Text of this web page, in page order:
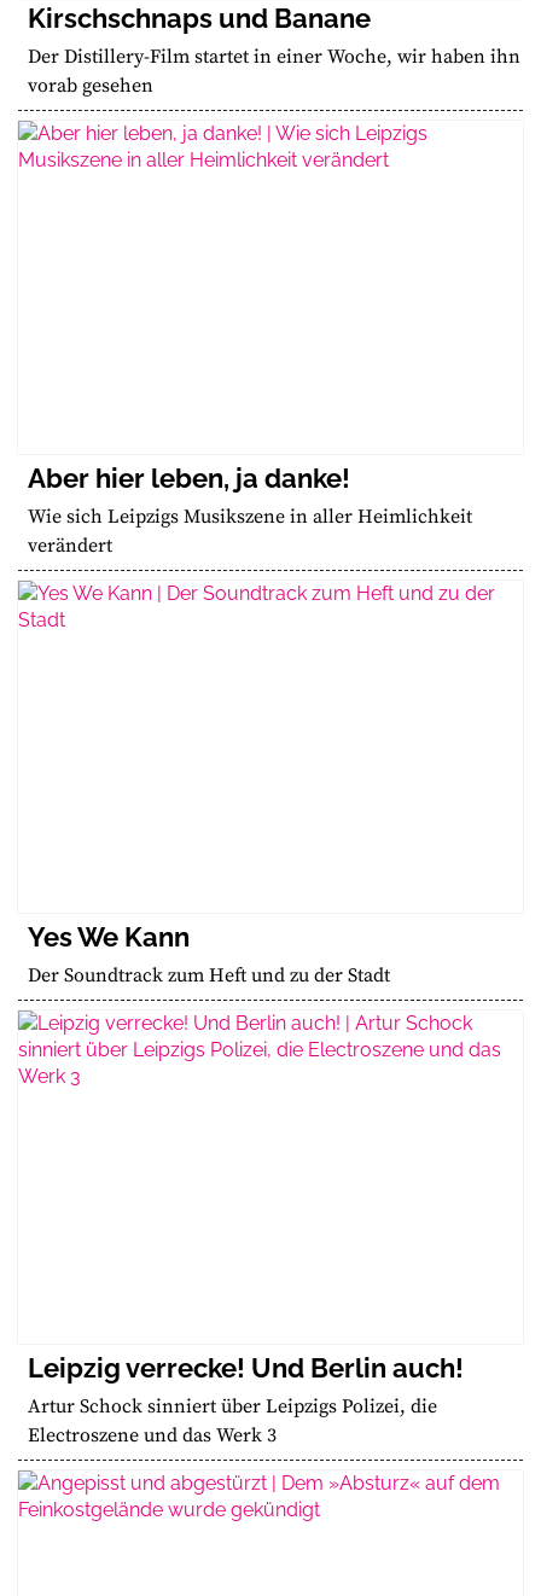
Kirschschnaps und Banane
Der Distillery-Film startet in einer Woche, wir haben ihn
vorab gesehen
Aber hier leben, ja danke!
Wie sich Leipzigs Musikszene in aller Heimlichkeit
verändert
Yes We Kann
Der Soundtrack zum Heft und zu der Stadt
Leipzig verrecke! Und Berlin auch!
Artur Schock sinniert über Leipzigs Polizei, die
Electroszene und das Werk 3